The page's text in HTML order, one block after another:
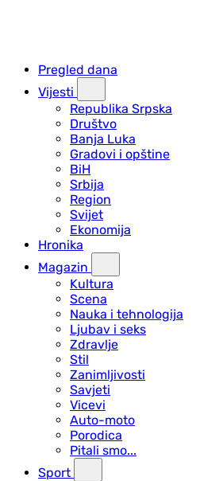
Pregled dana
Vijesti
Republika Srpska
Društvo
Banja Luka
Gradovi i opštine
BiH
Srbija
Region
Svijet
Ekonomija
Hronika
Magazin
Kultura
Scena
Nauka i tehnologija
Ljubav i seks
Zdravlje
Stil
Zanimljivosti
Savjeti
Vicevi
Auto-moto
Porodica
Pitali smo...
Sport